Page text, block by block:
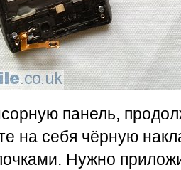
панель,
на себя чёрную
Нужно